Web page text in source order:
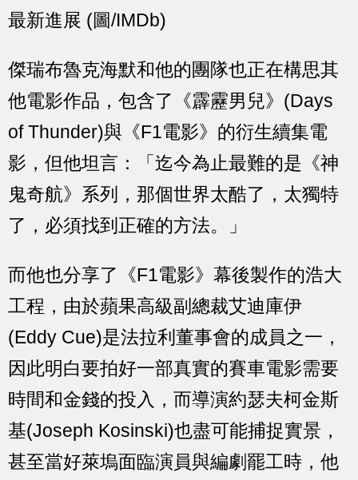
最新進展 (圖/IMDb)
傑瑞布魯克海默和他的團隊也正在構思其
他電影作品，包含了《霹靂男兒》(Days
of Thunder)與《F1電影》的衍生續集電
影，但他坦言：「迄今為止最難的是《神
鬼奇航》系列，那個世界太酷了，太獨特
了，必須找到正確的方法。」
而他也分享了《F1電影》幕後製作的浩大
工程，由於蘋果高級副總裁艾迪庫伊
(Eddy Cue)是法拉利董事會的成員之一，
因此明白要拍好一部真實的賽車電影需要
時間和金錢的投入，而導演約瑟夫柯金斯
基(Joseph Kosinski)也盡可能捕捉實景，
甚至當好萊塢面臨演員與編劇罷工時，他